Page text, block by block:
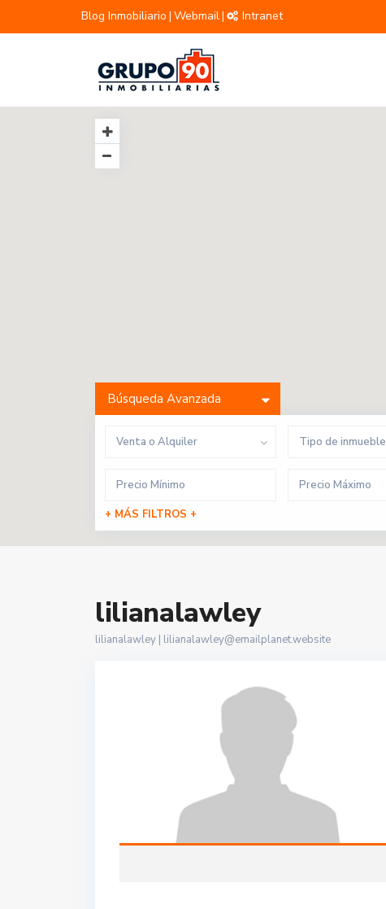
Blog Inmobiliario | Webmail| Intranet
Búsqueda Avanzada
Venta o Alquiler Tipo de inmueble
+ MÁS FILTROS +
lilianalawley
lilianalawley | lilianalawley@emailplanet.website